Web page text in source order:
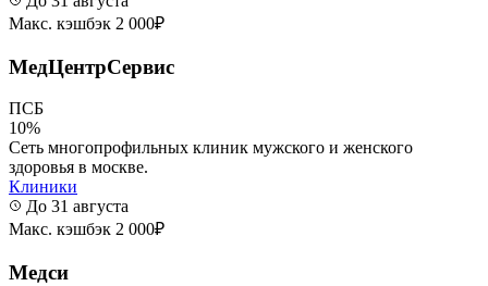
Макс. кэшбэк 2 000₽
МедЦентрСервис
ПСБ
10%
Сеть многопрофильных клиник мужского и женского
здоровья в москве.
Клиники
До 31 августа
Макс. кэшбэк 2 000₽
Медси